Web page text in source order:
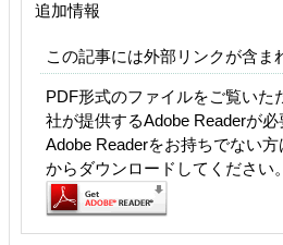
追加情報
この記事には外部リンクが含ま
PDF形式のファイルをご覧いた
社が提供するAdobe Readerが必
Adobe Readerをお持ちでない
からダウンロードしてください。